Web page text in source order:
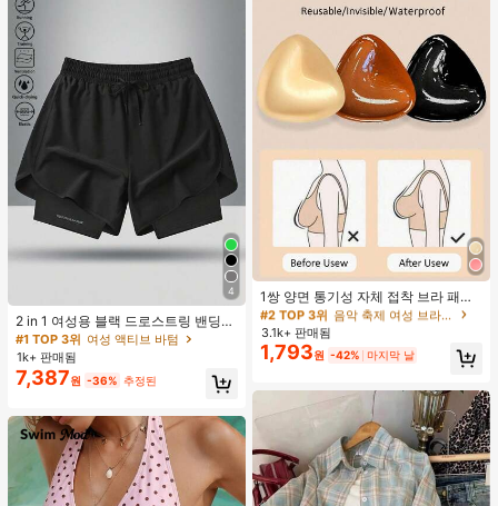
4
2 in 1 여성용 블랙 드로스트링 밴딩
허리 곡선 밑단 캐주얼 러닝 트레이닝
운동 반바지
#1 TOP 3위 여성 액티브 바텀
높은 재방문 고객
#1 TOP 3위 여성 액티브 바텀
높은 재방문 고객
#1 TOP 3위
높은 재방문 고객
1k+ 판매됨
7,387원 -36% 추정된
1쌍 양면 통기성 자체 접착 브라 패드,
두꺼워진 삼각형 푸쉬업 디자인, 재사
용 가능, 보이지 않는 비키니 브라 삽
입물, 수영에 적합
#2 TOP 3위
음악 축제 여성 브라 액세서리
거의 매진!
#2 TOP 3위
음악 축제 여성 브라 액세서리
거의 매진!
#2 TOP 3위
음악 축제 여성 브라 액세서리
거의 매진!
#2 TOP 3위
거의 매진!
3.1k+ 판매됨
1,793원 -42% 마지막 날